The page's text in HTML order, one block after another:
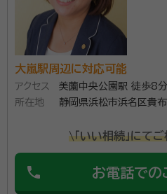
大海駅 鳥居駅
三河大野駅 湯谷温泉駅
三河川合駅 池場駅
大嵐駅周辺に対応可能
アクセス
美薗中央公園駅 徒歩8分
所在地
静岡県浜松市浜名区貴
\「いい相続」にて
phone お電話での